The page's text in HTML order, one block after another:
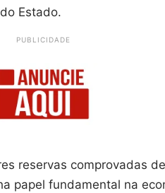
Estado.
PUBLICIDADE
reservas comprovadas
papel fundamental na